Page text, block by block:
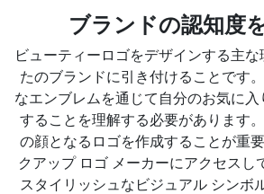
ブランドの認知度
ビューティーロゴをデザインする主
たのブランドに引き付けることです
なエンブレムを通じて自分のお気に
することを理解する必要があります
の顔となるロゴを作成することが重
クアップ ロゴ メーカーにアクセスし
スタイリッシュなビジュアル シンボ